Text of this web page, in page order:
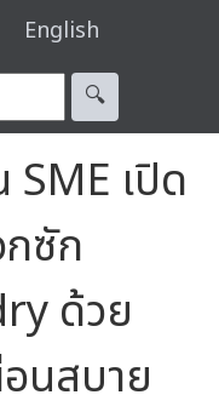
English
🔍︎
เปิด
ซัก
ด้วย
นสบาย